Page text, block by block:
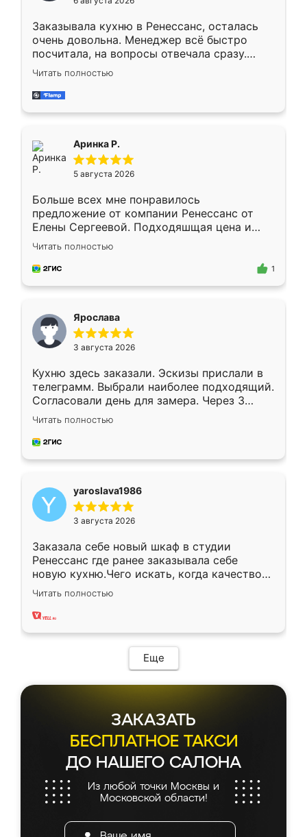
мебели буду заказывать только здесь.
Заказывала кухню в Ренессанс, осталась
очень довольна. Менеджер всё быстро
посчитала, на вопросы отвечала сразу.
Замерщик приехал в субботу, подошёл к
делу со всей ответственностью. Собрали
за день, ребята работали аккуратно, даже
Читать полностью
Аринка Р.
5 августа 2026
Больше всех мне понравилось
предложение от компании Ренессанс от
Елены Сергеевой. Подходяшщая цена и
короткие сроки изготовления. Приехавший
для замера сотрудник Владислав
предложил по моему эскизу самый
Читать полностью
1
Ярослава
3 августа 2026
Кухню здесь заказали. Эскизы прислали в
телеграмм. Выбрали наиболее подходящий.
Согласовали день для замера. Через 3
недели кухня была уже готова. Остались
довольны работой. Спасибо Ренессанс
мебель за качественную работу!
Читать полностью
yaroslava1986
3 августа 2026
Заказала себе новый шкаф в студии
Ренессанс где ранее заказывала себе
новую кухню.Чего искать, когда качеством
вполне довольна. Служит кухня уже почти
два года, нареканий нет.
Читать полностью
Еще
ЗАКАЗАТЬ
БЕСПЛАТНОЕ ТАКСИ
ДО НАШЕГО САЛОНА
Из любой точки Москвы и
Московской области!